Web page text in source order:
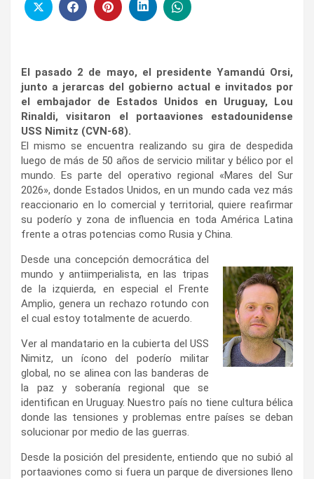
El pasado 2 de mayo, el presidente Yamandú Orsi,
junto a jerarcas del gobierno actual e invitados por
el embajador de Estados Unidos en Uruguay, Lou
Rinaldi, visitaron el portaaviones estadounidense
USS Nimitz (CVN-68).
​El mismo se encuentra realizando su gira de despedida
luego de más de 50 años de servicio militar y bélico por el
mundo. Es parte del operativo regional «Mares del Sur
2026», donde Estados Unidos, en un mundo cada vez más
reaccionario en lo comercial y territorial, quiere reafirmar
su poderío y zona de influencia en toda América Latina
frente a otras potencias como Rusia y China.
​Desde una concepción democrática del
mundo y antiimperialista, en las tripas
de la izquierda, en especial el Frente
Amplio, genera un rechazo rotundo con
el cual estoy totalmente de acuerdo.
​Ver al mandatario en la cubierta del USS
Nimitz, un ícono del poderío militar
global, no se alinea con las banderas de
la paz y soberanía regional que se
identifican en Uruguay. Nuestro país no tiene cultura bélica
donde las tensiones y problemas entre países se deban
solucionar por medio de las guerras.
​Desde la posición del presidente, entiendo que no subió al
portaaviones como si fuera un parque de diversiones lleno